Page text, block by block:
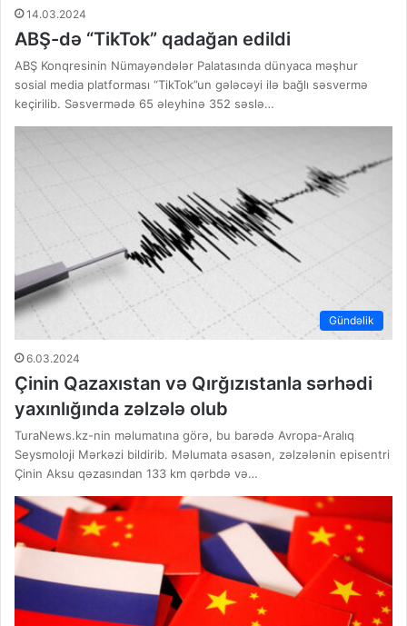
14.03.2024
ABŞ-də “TikTok” qadağan edildi
ABŞ Konqresinin Nümayəndələr Palatasında dünyaca məşhur
sosial media platforması “TikTok”un gələcəyi ilə bağlı səsvermə
keçirilib. Səsvermədə 65 əleyhinə 352 səslə…
Gündəlik
6.03.2024
Çinin Qazaxıstan və Qırğızıstanla sərhədi
yaxınlığında zəlzələ olub
TuraNews.kz-nin məlumatına görə, bu barədə Avropa-Aralıq
Seysmoloji Mərkəzi bildirib. Məlumata əsasən, zəlzələnin episentri
Çinin Aksu qəzasından 133 km qərbdə və…